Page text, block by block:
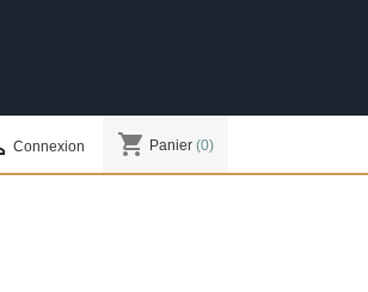
Connexion shopping_cart Panier (0)